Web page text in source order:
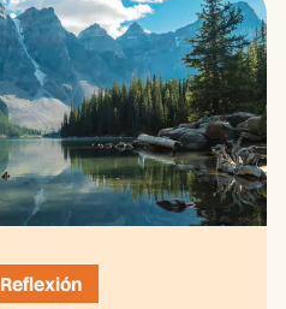
Reflexión